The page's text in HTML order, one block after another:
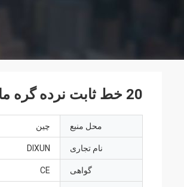
20 خط ثابت نرده گره ماشین
محل منبع چین
نام تجاری DIXUN
گواهی CE